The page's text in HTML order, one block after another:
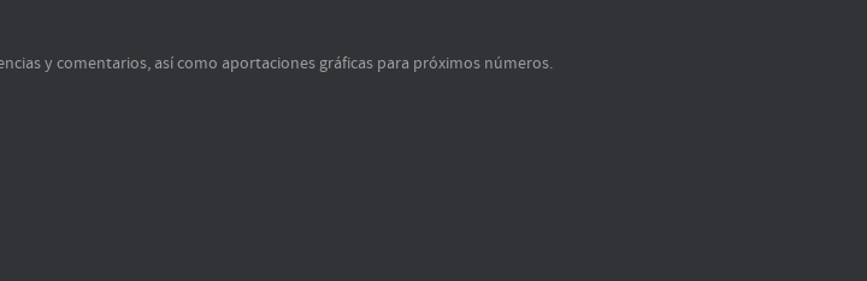
y comentarios, así como aportaciones gráficas para próximos números.